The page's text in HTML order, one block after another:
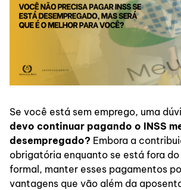
Se você está sem emprego, uma
devo continuar pagando o INSS
desempregado? Embora a
obrigatória enquanto se está fora
formal, manter esses pagamentos
vantagens que vão além da